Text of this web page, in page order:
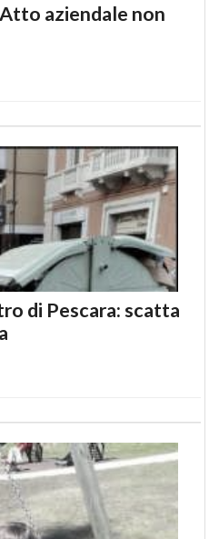
aziendale non
di Pescara: scatta